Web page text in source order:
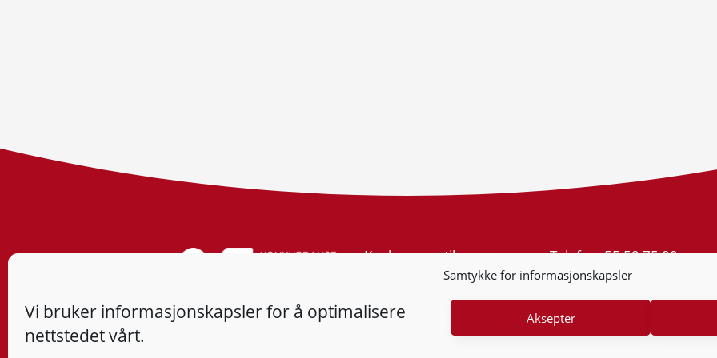
Samtykke for informasjonskapsler
Vi bruker informasjonskapsler for å optimalisere
nettstedet vårt.
Aksepter
Konkurransetilsynet
Postboks 439 Sentrum
Org.nr: 974 761 246
Telefon:55 59 75 00
E-post:post@kt.no
Nyhetsvarsel >>